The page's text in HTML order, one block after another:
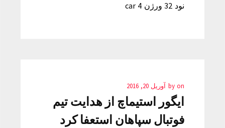
نود 32 ورژن 4 car
by on آوریل 20, 2016
ایگور استیماچ از هدایت تیم
فوتبال سپاهان استعفا کرد